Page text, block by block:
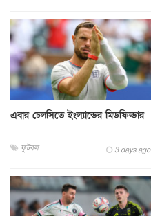
এবার চেলসিতে ইংল্যান্ডের মিডফিল্ডার
ফুটবল 3 days ago